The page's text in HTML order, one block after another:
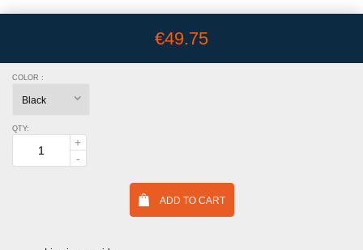
€49.75
COLOR :
QTY:
ADD TO CART